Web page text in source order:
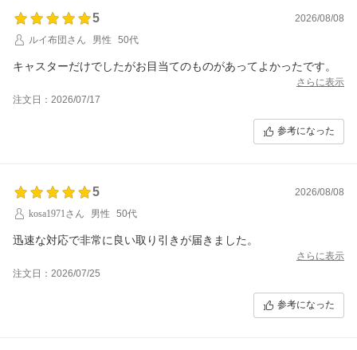
5
2026/08/08
ルイ布団さん
男性 50代
キャスターだけでしたがお目当てのものがあってよかったです。
さらに表示
注文日：2026/07/17
参考になった
5
2026/08/08
kosa1971さん
男性 50代
迅速な対応で非常に良い取り引きが届きました。
さらに表示
注文日：2026/07/25
参考になった